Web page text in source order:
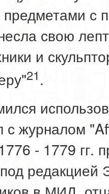
с
свою
и
21.
с журналом
- 1779 гг.
под